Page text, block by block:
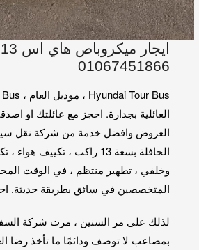
01067451866
العائلية بجدارة. احجز مع عائلتك او
العروض وافضل خدمة من شركة نقل
الحافلة بسعة 13 راكب ، تكييف
وخلفي ، تطهير منتظم ، في الوقت
المتخصصين في سائق بطريقة حديثة.
لذلك على مر السنين ، مرت شركة السفر
بمصاعب لا توصف ودائمًا ما تأخذ رضا